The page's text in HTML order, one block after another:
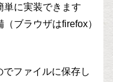
単に実装できます
ブラウザはfirefox）
ファイルに保存し